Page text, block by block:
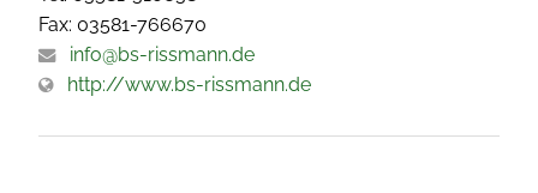
Fax: 03581-766670
info@bs-rissmann.de
http://www.bs-rissmann.de